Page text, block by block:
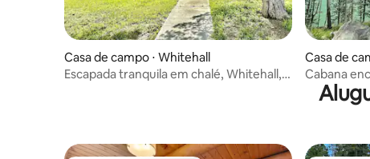
Casa de campo ⋅ Whitehall
Escapada tranquila em chalé, Whitehall,
Casa de
Cabana